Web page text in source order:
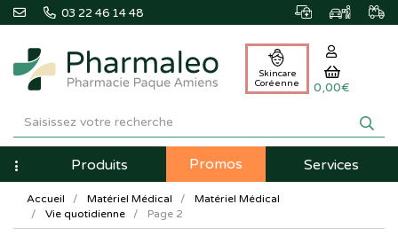
03 22 46 14 48
Pharmaleo
Pharmacie
Paque
Amiens
Skincare
Coréenne
0,00€
NavigationProduits Promos Services
Accueil Matériel Médical
Matériel Médical
Vie quotidienne
Page 2